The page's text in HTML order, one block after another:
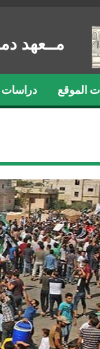
مــعهد
الموقع دراسات